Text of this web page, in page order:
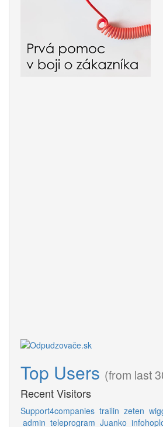
Top Users (from last
Recent Visitors
Support4companies trailin zeten
admin teleprogram Juanko